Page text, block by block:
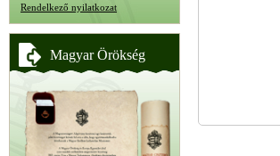
Rendelkező nyilatkozat
Magyar Örökség